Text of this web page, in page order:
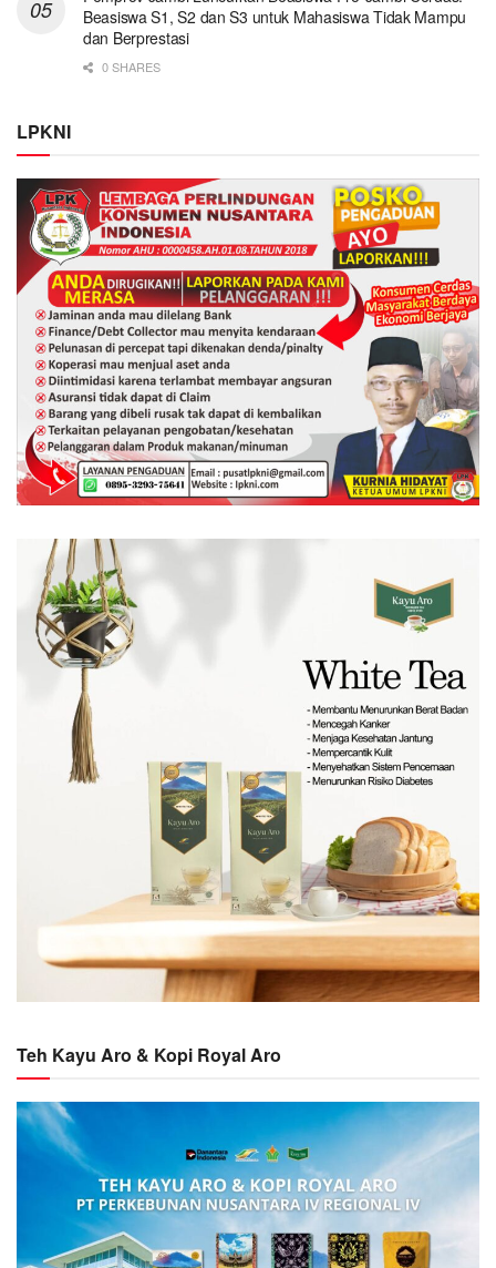
Beasiswa S1, S2 dan S3 untuk Mahasiswa Tidak Mampu
dan Berprestasi
0 SHARES
LPKNI
Teh Kayu Aro & Kopi Royal Aro